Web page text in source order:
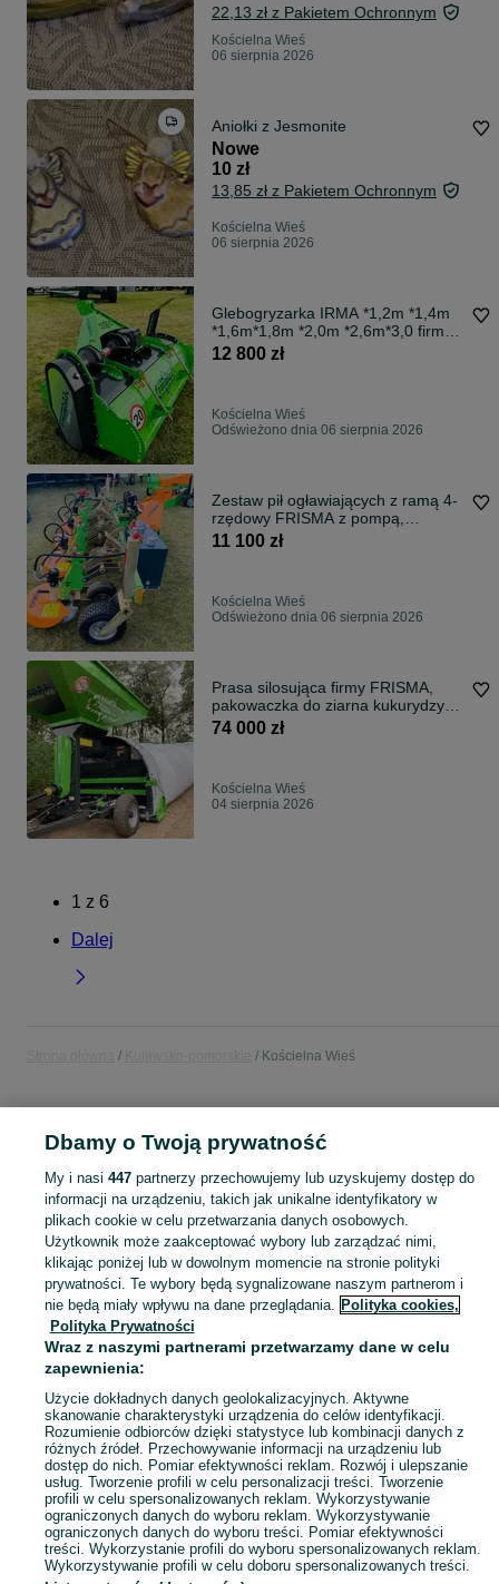
22,13 zł z Pakietem Ochronnym
Kościelna Wieś
06 sierpnia 2026
Aniołki z Jesmonite
Nowe
10 zł
13,85 zł z Pakietem Ochronnym
Kościelna Wieś
06 sierpnia 2026
Glebogryzarka IRMA *1,2m *1,4m
*1,6m*1,8m *2,0m *2,6m*3,0 firmy
FRISMA
12 800 zł
Kościelna Wieś
Odświeżono dnia 06 sierpnia 2026
Zestaw pił ogławiających z ramą 4-
rzędowy FRISMA z pompą,
ogławiarka.
11 100 zł
Kościelna Wieś
Odświeżono dnia 06 sierpnia 2026
Prasa silosująca firmy FRISMA,
pakowaczka do ziarna kukurydzy w
rękawy
74 000 zł
Kościelna Wieś
04 sierpnia 2026
1 z 6
Dalej
Kościelna Wieś
perliczki
Skorzystaj z największego serwisu ogłoszeniowego - Kościelna Wieś i okolice! Kupuj to, czego pragniesz i sprzedawaj to, czego już nie potrzebujesz! Zobacz
Mapa kategorii
Mapa miejscowości
Mapa ministron
Popularne wyszukiwania
Dbamy o Twoją prywatność
My i nasi 447partnerzy przechowujemy lub uzyskujemy dostęp do
informacji na urządzeniu, takich jak unikalne identyfikatory w
plikach cookie w celu przetwarzania danych osobowych.
Użytkownik może zaakceptować wybory lub zarządzać nimi,
klikając poniżej lub w dowolnym momencie na stronie polityki
prywatności. Te wybory będą sygnalizowane naszym partnerom i
nie będą miały wpływu na dane przeglądania. Polityka cookies,
Polityka Prywatności
Wraz z naszymi partnerami przetwarzamy dane w celu
zapewnienia:
Użycie dokładnych danych geolokalizacyjnych. Aktywne
skanowanie charakterystyki urządzenia do celów identyfikacji.
Rozumienie odbiorców dzięki statystyce lub kombinacji danych z
różnych źródeł. Przechowywanie informacji na urządzeniu lub
dostęp do nich. Pomiar efektywności reklam. Rozwój i ulepszanie
usług. Tworzenie profili w celu personalizacji treści. Tworzenie
profili w celu spersonalizowanych reklam. Wykorzystywanie
ograniczonych danych do wyboru reklam. Wykorzystywanie
ograniczonych danych do wyboru treści. Pomiar efektywności
treści. Wykorzystanie profili do wyboru spersonalizowanych reklam.
Wykorzystywanie profili w celu doboru spersonalizowanych treści.